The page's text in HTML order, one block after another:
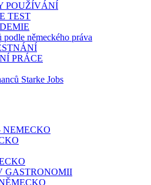
POUŽÍVÁNÍ
TEST
německého práva
PRÁCE
Starke Jobs
GASTRONOMII